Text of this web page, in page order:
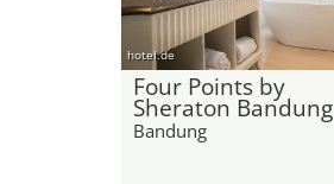
hotel.de
Four Points by
Sheraton Bandung
Bandung